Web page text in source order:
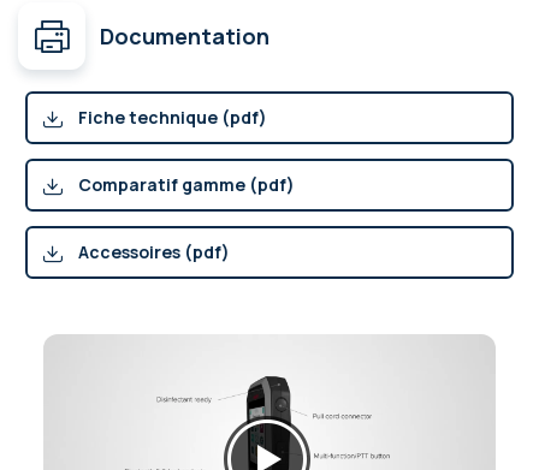
Documentation
Fiche technique (pdf)
Comparatif gamme (pdf)
Accessoires (pdf)